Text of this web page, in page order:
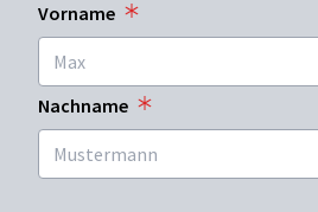
Vorname
Nachname